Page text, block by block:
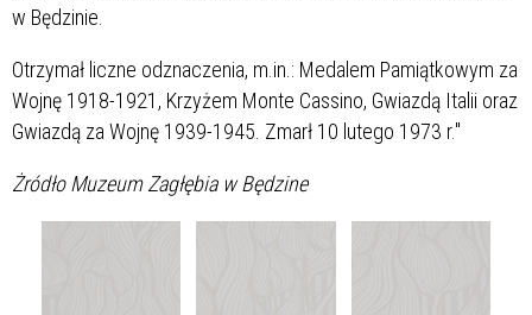
w Będzinie.
Otrzymał liczne odznaczenia, m.in.: Medalem Pamiątkowym za
Wojnę 1918-1921, Krzyżem Monte Cassino, Gwiazdą Italii oraz
Gwiazdą za Wojnę 1939-1945. Zmarł 10 lutego 1973 r."
Żródło Muzeum Zagłębia w Będzine